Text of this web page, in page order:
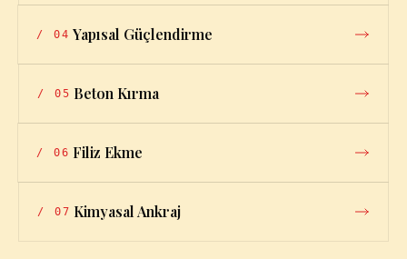
/ 04 Yapısal Güçlendirme
/ 05 Beton Kırma
/ 06 Filiz Ekme
/ 07 Kimyasal Ankraj